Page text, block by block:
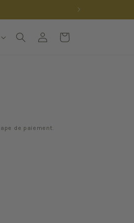
ConnexionPanier
de paiement.